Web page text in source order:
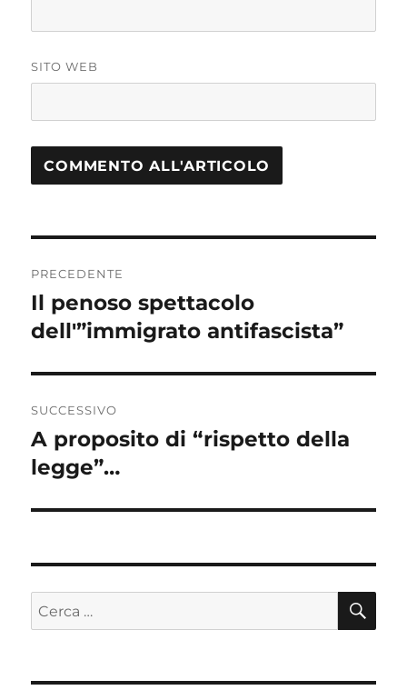
SITO WEB
articoli
PRECEDENTE
Articolo
precedente:
Il penoso spettacolo
dell'”immigrato antifascista”
SUCCESSIVO
Articolo
successivo:
A proposito di “rispetto della
legge”…
Cerca: